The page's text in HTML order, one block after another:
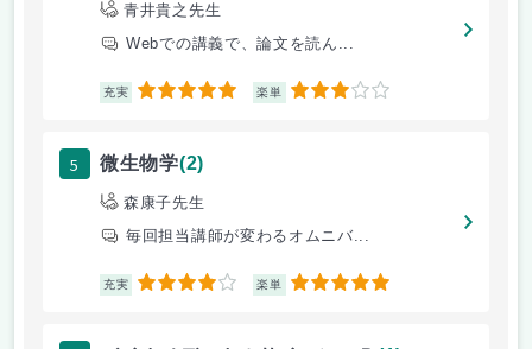
青井貴之先生
Webでの講義で、論文を読ん...
充実 5 楽単 3
5 微生物学(2)
森康子先生
毎回担当講師が変わるオムニバ...
充実 4 楽単 5